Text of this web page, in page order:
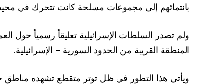
بانتمائهم إلى مجموعات مسلحة كانت تتحرك في
ولم تصدر السلطات الإسرائيلية تعليقاً رسمياً حول
المنطقة القريبة من الحدود السورية – الإسرائيلية.
ويأتي هذا التطور في ظل توتر متقطع تشهده